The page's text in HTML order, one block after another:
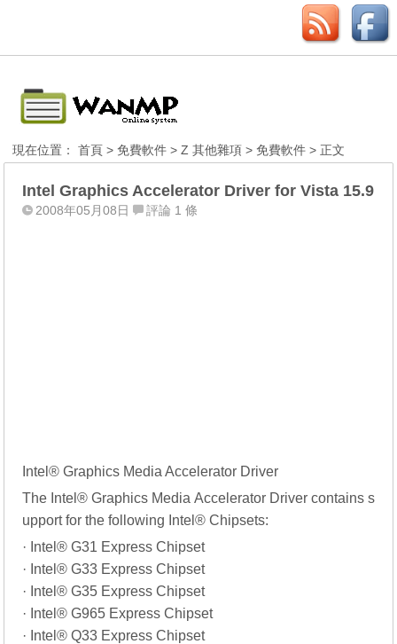
現在位置：首頁 >免費軟件 >Z 其他雜項 >免費軟件 > 正文
Intel Graphics Accelerator Driver for Vista 15.9
2008年05月08日 評論 1 條
Intel® Graphics Media Accelerator Driver
The Intel® Graphics Media Accelerator Driver contains s
upport for the following Intel® Chipsets:
· Intel® G31 Express Chipset
· Intel® G33 Express Chipset
· Intel® G35 Express Chipset
· Intel® G965 Express Chipset
· Intel® Q33 Express Chipset